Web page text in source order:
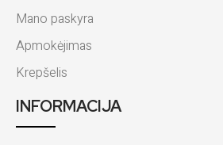
Mano paskyra
Apmokėjimas
Krepšelis
INFORMACIJA